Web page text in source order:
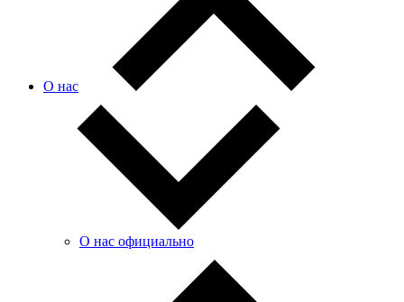
О нас
О нас официально